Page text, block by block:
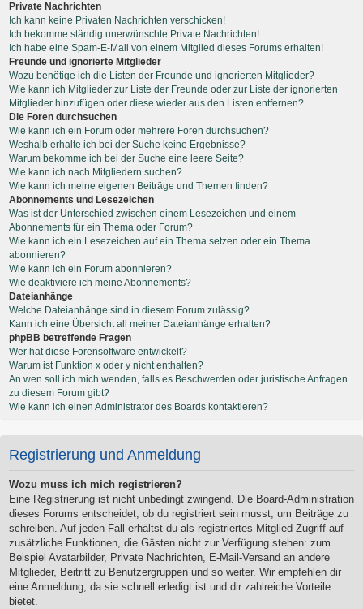
Private Nachrichten
Ich kann keine Privaten Nachrichten verschicken!
Ich bekomme ständig unerwünschte Private Nachrichten!
Ich habe eine Spam-E-Mail von einem Mitglied dieses Forums erhalten!
Freunde und ignorierte Mitglieder
Wozu benötige ich die Listen der Freunde und ignorierten Mitglieder?
Wie kann ich Mitglieder zur Liste der Freunde oder zur Liste der ignorierten
Mitglieder hinzufügen oder diese wieder aus den Listen entfernen?
Die Foren durchsuchen
Wie kann ich ein Forum oder mehrere Foren durchsuchen?
Weshalb erhalte ich bei der Suche keine Ergebnisse?
Warum bekomme ich bei der Suche eine leere Seite?
Wie kann ich nach Mitgliedern suchen?
Wie kann ich meine eigenen Beiträge und Themen finden?
Abonnements und Lesezeichen
Was ist der Unterschied zwischen einem Lesezeichen und einem
Abonnements für ein Thema oder Forum?
Wie kann ich ein Lesezeichen auf ein Thema setzen oder ein Thema
abonnieren?
Wie kann ich ein Forum abonnieren?
Wie deaktiviere ich meine Abonnements?
Dateianhänge
Welche Dateianhänge sind in diesem Forum zulässig?
Kann ich eine Übersicht all meiner Dateianhänge erhalten?
phpBB betreffende Fragen
Wer hat diese Forensoftware entwickelt?
Warum ist Funktion x oder y nicht enthalten?
An wen soll ich mich wenden, falls es Beschwerden oder juristische Anfragen
zu diesem Forum gibt?
Wie kann ich einen Administrator des Boards kontaktieren?
Registrierung und Anmeldung
Wozu muss ich mich registrieren?
Eine Registrierung ist nicht unbedingt zwingend. Die Board-Administration
dieses Forums entscheidet, ob du registriert sein musst, um Beiträge zu
schreiben. Auf jeden Fall erhältst du als registriertes Mitglied Zugriff auf
zusätzliche Funktionen, die Gästen nicht zur Verfügung stehen: zum
Beispiel Avatarbilder, Private Nachrichten, E-Mail-Versand an andere
Mitglieder, Beitritt zu Benutzergruppen und so weiter. Wir empfehlen dir
eine Anmeldung, da sie schnell erledigt ist und dir zahlreiche Vorteile
bietet.